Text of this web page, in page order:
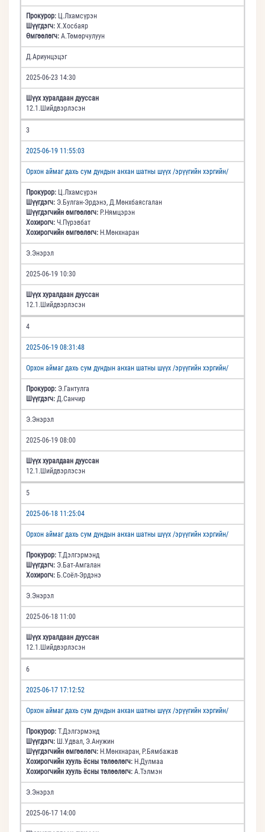
Прокурор: Ц.Лхамсүрэн
Шүүгдэгч: Х.Хосбаяр
Өмгөөлөгч: А.Төмөрчулуун
Д.Ариунцэцэг
2025-06-23 14:30
Шүүх хуралдаан дууссан
12.1.Шийдвэрлэсэн
3
2025-06-19 11:55:03
Орхон аймаг дахь сум дундын анхан шатны шүүх /эрүүгийн хэргийн/
Прокурор: Ц.Лхамсүрэн
Шүүгдэгч: Э.Булган-Эрдэнэ, Д.Мөнхбаясгалан
Шүүгдэгчийн өмгөөлөгч: Р.Нямцэрэн
Хохирогч: Ч.Пүрэвбат
Хохирогчийн өмгөөлөгч: Н.Мөнхнаран
Э.Энэрэл
2025-06-19 10:30
Шүүх хуралдаан дууссан
12.1.Шийдвэрлэсэн
4
2025-06-19 08:31:48
Орхон аймаг дахь сум дундын анхан шатны шүүх /эрүүгийн хэргийн/
Прокурор: Э.Гантулга
Шүүгдэгч: Д.Санчир
Э.Энэрэл
2025-06-19 08:00
Шүүх хуралдаан дууссан
12.1.Шийдвэрлэсэн
5
2025-06-18 11:25:04
Орхон аймаг дахь сум дундын анхан шатны шүүх /эрүүгийн хэргийн/
Прокурор: Т.Дэлгэрмэнд
Шүүгдэгч: Э.Бат-Амгалан
Хохирогч: Б.Соёл-Эрдэнэ
Э.Энэрэл
2025-06-18 11:00
Шүүх хуралдаан дууссан
12.1.Шийдвэрлэсэн
6
2025-06-17 17:12:52
Орхон аймаг дахь сум дундын анхан шатны шүүх /эрүүгийн хэргийн/
Прокурор: Т.Дэлгэрмэнд
Шүүгдэгч: Ш.Удвал, Э.Анужин
Шүүгдэгчийн өмгөөлөгч: Н.Мөнхнаран, Р.Бямбажав
Хохирогчийн хууль ёсны төлөөлөгч: Н.Дулмаа
Хохирогчийн хууль ёсны төлөөлөгч: А.Тэлмэн
Э.Энэрэл
2025-06-17 14:00